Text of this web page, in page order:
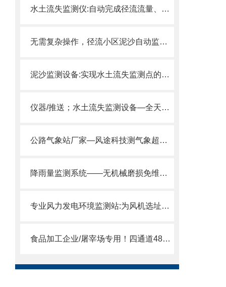
水土流失监测仪:自动完成径流流量、泥沙含量时空变化的监测、存储与远传。
无需复杂操作，径流小区泥沙自动监测设备轻松上岗，实时反馈泥沙信息
泥沙监测设备:实现水土流失监测点的泥沙含量、径流量实时动态自动化观测。
仪器/推送；水土流失监测设备—全天候无人值守的径流场水土流失监测系统
公路气象站厂家—风途科技测气象超实用是公路气象监测的专业之选。
降雨量监测系统——无机械磨损免维护，秒级响应测降雨，城市防汛超实用。
专业风力发电环境监测站:为风机选址、效能评估与安全运行提供核心数据。
食品加工企业/屠宰场专用！四通道48孔动物源性成分检测仪优质厂家